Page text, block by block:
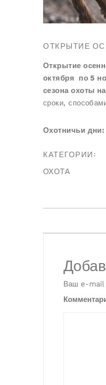
ОТКРЫТИЕ
Открытие
октября по 5
сезона охоты
сроки,
Охотничьи дни:
КАТЕГОРИИ:
ОХОТА
Ваш e-mail